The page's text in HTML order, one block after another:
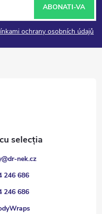
ochrany osobních údajů
ABONATI-VA
@dr-nek.cz
246 686
246 686